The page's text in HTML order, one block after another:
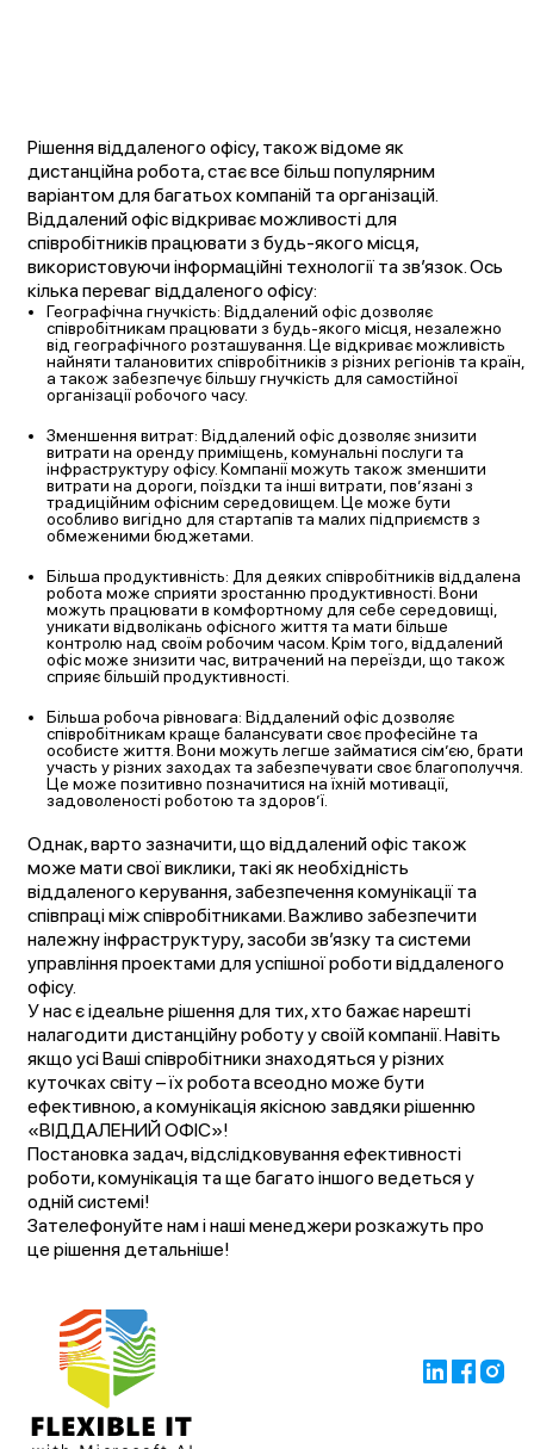
Рішення віддаленого офісу, також відоме як
дистанційна робота, стає все більш популярним
варіантом для багатьох компаній та організацій.
Віддалений офіс відкриває можливості для
співробітників працювати з будь-якого місця,
використовуючи інформаційні технології та зв’язок. Ось
кілька переваг віддаленого офісу:
Географічна гнучкість: Віддалений офіс дозволяє
співробітникам працювати з будь-якого місця, незалежно
від географічного розташування. Це відкриває можливість
найняти талановитих співробітників з різних регіонів та країн,
а також забезпечує більшу гнучкість для самостійної
організації робочого часу.
Зменшення витрат: Віддалений офіс дозволяє знизити
витрати на оренду приміщень, комунальні послуги та
інфраструктуру офісу. Компанії можуть також зменшити
витрати на дороги, поїздки та інші витрати, пов’язані з
традиційним офісним середовищем. Це може бути
особливо вигідно для стартапів та малих підприємств з
обмеженими бюджетами.
Більша продуктивність: Для деяких співробітників віддалена
робота може сприяти зростанню продуктивності. Вони
можуть працювати в комфортному для себе середовищі,
уникати відволікань офісного життя та мати більше
контролю над своїм робочим часом. Крім того, віддалений
офіс може знизити час, витрачений на переїзди, що також
сприяє більшій продуктивності.
Більша робоча рівновага: Віддалений офіс дозволяє
співробітникам краще балансувати своє професійне та
особисте життя. Вони можуть легше займатися сім’єю, брати
участь у різних заходах та забезпечувати своє благополуччя.
Це може позитивно позначитися на їхній мотивації,
задоволеності роботою та здоров’ї.
Однак, варто зазначити, що віддалений офіс також
може мати свої виклики, такі як необхідність
віддаленого керування, забезпечення комунікації та
співпраці між співробітниками. Важливо забезпечити
належну інфраструктуру, засоби зв’язку та системи
управління проектами для успішної роботи віддаленого
офісу.
У нас є ідеальне рішення для тих, хто бажає нарешті
налагодити дистанційну роботу у своїй компанії. Навіть
якщо усі Ваші співробітники знаходяться у різних
куточках світу – їх робота всеодно може бути
ефективною, а комунікація якісною завдяки рішенню
«ВІДДАЛЕНИЙ ОФІС»!
Постановка задач, відслідковування ефективності
роботи, комунікація та ще багато іншого ведеться у
одній системі!
Зателефонуйте нам і наші менеджери розкажуть про
це рішення детальніше!